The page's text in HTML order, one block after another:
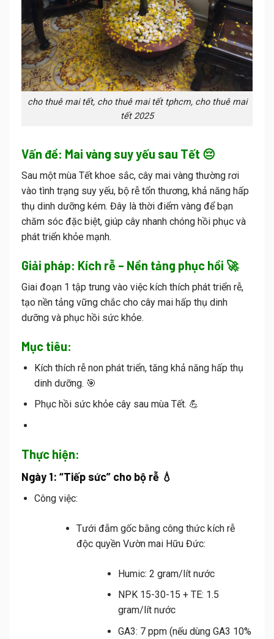
cho thuê mai tết, cho thuê mai tết tphcm, cho thuê mai
tết 2025
Vấn đề: Mai vàng suy yếu sau Tết 😔
Sau một mùa Tết khoe sắc, cây mai vàng thường rơi
vào tình trạng suy yếu, bộ rễ tổn thương, khả năng hấp
thụ dinh dưỡng kém. Đây là thời điểm vàng để bạn
chăm sóc đặc biệt, giúp cây nhanh chóng hồi phục và
phát triển khỏe mạnh.
Giải pháp: Kích rễ – Nền tảng phục hồi 🚀
Giai đoạn 1 tập trung vào việc kích thích phát triển rễ,
tạo nền tảng vững chắc cho cây mai hấp thụ dinh
dưỡng và phục hồi sức khỏe.
Mục tiêu:
Kích thích rễ non phát triển, tăng khả năng hấp thụ
dinh dưỡng. 🎯
Phục hồi sức khỏe cây sau mùa Tết. 💪
Thực hiện:
Ngày 1: “Tiếp sức” cho bộ rễ 💧
Công việc:
Tưới đẫm gốc bằng công thức kích rễ
độc quyền Vườn mai Hữu Đức:
Humic: 2 gram/lít nước
NPK 15-30-15 + TE: 1.5
gram/lít nước
GA3: 7 ppm (nếu dùng GA3 10%